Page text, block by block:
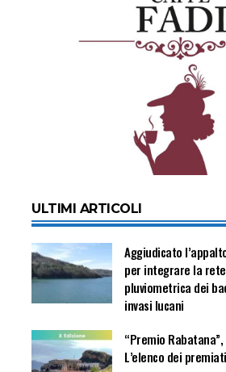
ULTIMI ARTICOLI
Aggiudicato
per integrare la
pluviometrica dei
invasi lucani
“Premio
L’elenco dei premiati